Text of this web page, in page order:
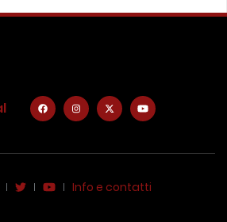
Info e contatti